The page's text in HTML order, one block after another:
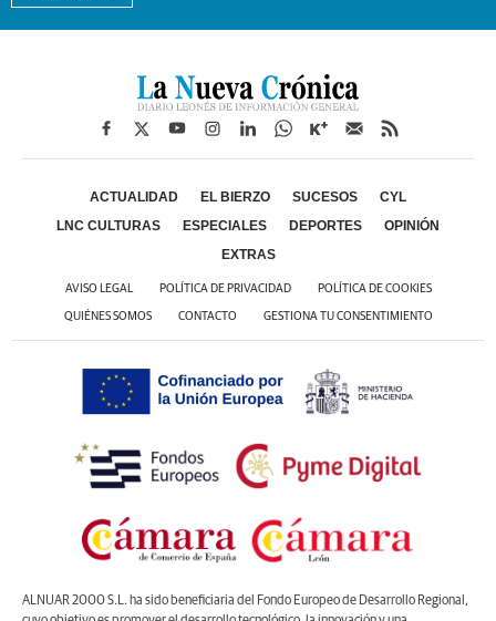
ACTUALIDAD EL BIERZO SUCESOS
CYL
LNC CULTURAS
ESPECIALES DEPORTES
OPINIÓN
EXTRAS
AVISO LEGAL POLÍTICA DE PRIVACIDAD POLÍTICA DE COOKIES
QUIÉNES SOMOS CONTACTO GESTIONA TU CONSENTIMIENTO
ALNUAR 2000 S.L. ha sido beneficiaria del Fondo Europeo de Desarrollo Regional,